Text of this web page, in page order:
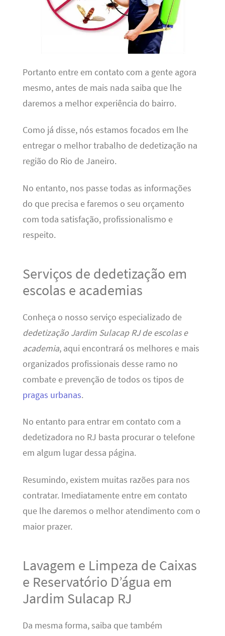
Portanto entre em contato com a gente agora
mesmo, antes de mais nada saiba que lhe
daremos a melhor experiência do bairro.
Como já disse, nós estamos focados em lhe
entregar o melhor trabalho de dedetização na
região do Rio de Janeiro.
No entanto, nos passe todas as informações
do que precisa e faremos o seu orçamento
com toda satisfação, profissionalismo e
respeito.
Serviços de dedetização em
escolas e academias
Conheça o nosso serviço especializado de
dedetização Jardim Sulacap RJ de escolas e
academia, aqui encontrará os melhores e mais
organizados profissionais desse ramo no
combate e prevenção de todos os tipos de
pragas urbanas.
No entanto para entrar em contato com a
dedetizadora no RJ basta procurar o telefone
em algum lugar dessa página.
Resumindo, existem muitas razões para nos
contratar. Imediatamente entre em contato
que lhe daremos o melhor atendimento com o
maior prazer.
Lavagem e Limpeza de Caixas
e Reservatório D’água em
Jardim Sulacap RJ
Da mesma forma, saiba que também